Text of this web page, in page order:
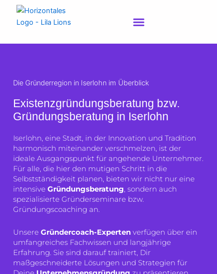
springen
Die Gründerregion in Iserlohn im Überblick
Existenzgründungsberatung bzw.
Gründungsberatung in Iserlohn
Iserlohn, eine Stadt, in der Innovation und Tradition
harmonisch miteinander verschmelzen, ist der
ideale Ausgangspunkt für angehende Unternehmer.
Für alle, die hier den mutigen Schritt in die
Selbstständigkeit planen, bieten wir nicht nur eine
intensiveGründungsberatung, sondern auch
spezialisierte Gründerseminare bzw.
Gründungscoaching an.
UnsereGründercoach-Experten verfügen über ein
umfangreiches Fachwissen und langjährige
Erfahrung. Sie sind darauf trainiert, Dir
maßgeschneiderte Lösungen und Strategien für